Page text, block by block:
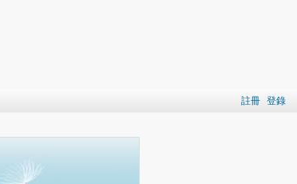
註冊 登錄